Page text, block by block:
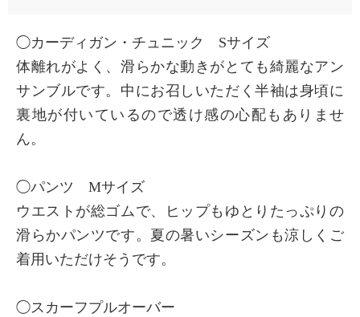
◯カーディガン・チュニック Sサイズ
体離れがよく、滑らかな動きがとても綺麗なアン
サンブルです。中にお召しいただく半袖は身頃に
裏地が付いているので透け感の心配もありませ
ん。
◯パンツ Mサイズ
ウエストが総ゴムで、ヒップもゆとりたっぷりの
滑らかパンツです。夏の暑いシーズンも涼しくご
着用いただけそうです。
◯スカーフプルオーバー